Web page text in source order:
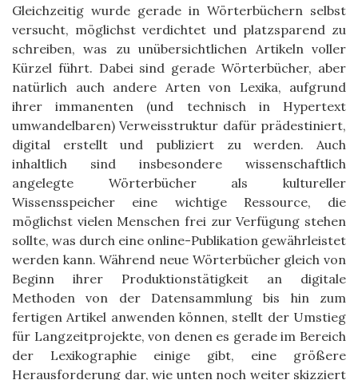
Gleichzeitig wurde gerade in Wörterbüchern selbst
versucht, möglichst verdichtet und platzsparend zu
schreiben, was zu unübersichtlichen Artikeln voller
Kürzel führt. Dabei sind gerade Wörterbücher, aber
natürlich auch andere Arten von Lexika, aufgrund
ihrer immanenten (und technisch in Hypertext
umwandelbaren) Verweisstruktur dafür prädestiniert,
digital erstellt und publiziert zu werden. Auch
inhaltlich sind insbesondere wissenschaftlich
angelegte Wörterbücher als kultureller
Wissensspeicher eine wichtige Ressource, die
möglichst vielen Menschen frei zur Verfügung stehen
sollte, was durch eine online-Publikation gewährleistet
werden kann. Während neue Wörterbücher gleich von
Beginn ihrer Produktionstätigkeit an digitale
Methoden von der Datensammlung bis hin zum
fertigen Artikel anwenden können, stellt der Umstieg
für Langzeitprojekte, von denen es gerade im Bereich
der Lexikographie einige gibt, eine größere
Herausforderung dar, wie unten noch weiter skizziert